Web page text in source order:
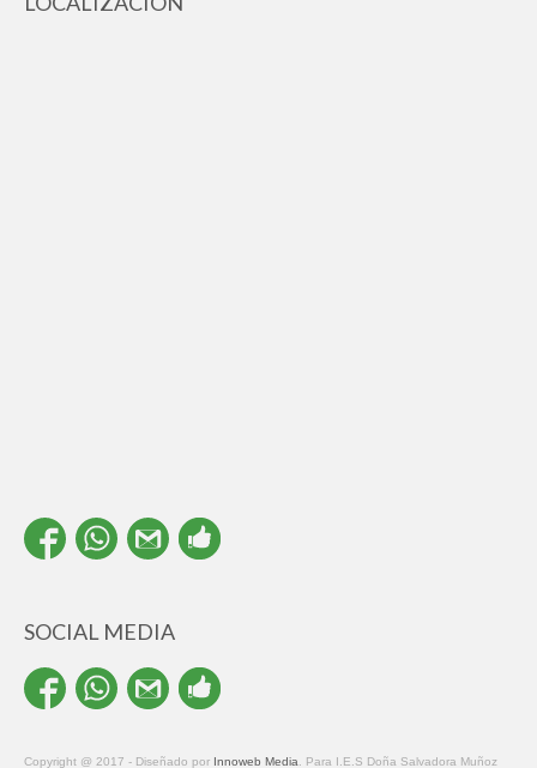
SOCIAL MEDIA
Copyright @ 2017 - Diseñado por Innoweb Media. Para I.E.S Doña Salvadora Muñoz